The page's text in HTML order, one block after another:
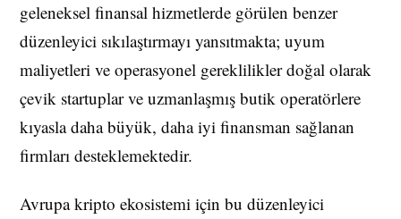
geleneksel finansal hizmetlerde görülen benzer
düzenleyici sıkılaştırmayı yansıtmakta; uyum
maliyetleri ve operasyonel gereklilikler doğal olarak
çevik startuplar ve uzmanlaşmış butik operatörlere
kıyasla daha büyük, daha iyi finansman sağlanan
firmları desteklemektedir.
Avrupa kripto ekosistemi için bu düzenleyici